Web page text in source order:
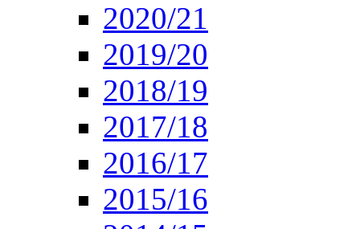
2020/21
2019/20
2018/19
2017/18
2016/17
2015/16